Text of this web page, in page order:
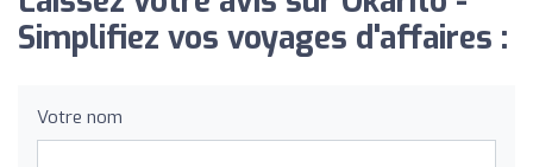
Simplifiez vos voyages d'affaires :
Votre nom